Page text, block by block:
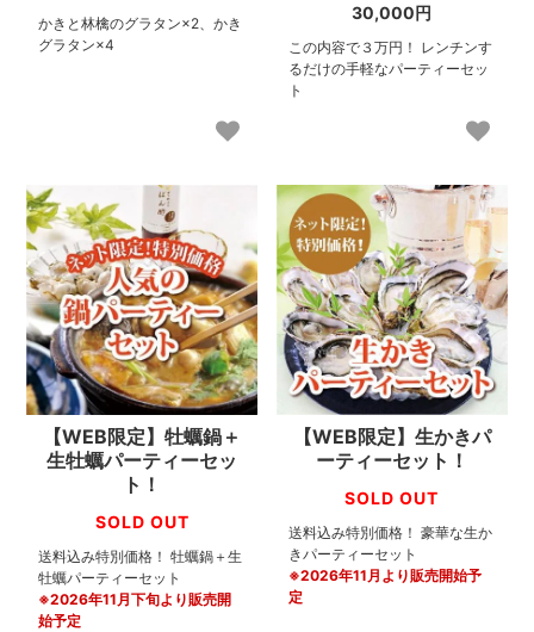
かきと林檎のグラタン×2、かき
グラタン×4
30,000円
この内容で３万円！ レンチンす
るだけの手軽なパーティーセッ
ト
【WEB限定】牡蠣鍋＋
生牡蠣パーティーセッ
ト！
SOLD OUT
送料込み特別価格！ 牡蠣鍋＋生
牡蠣パーティーセット
※2026年11月下旬より販売開
始予定
【WEB限定】生かきパ
ーティーセット！
SOLD OUT
送料込み特別価格！ 豪華な生か
きパーティーセット
※2026年11月より販売開始予
定